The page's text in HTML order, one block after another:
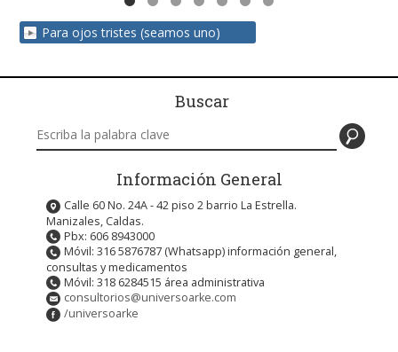
Para ojos tristes (seamos uno)
Buscar
Buscar en este sitio
Información General
Calle 60 No. 24A - 42 piso 2 barrio La Estrella.
Manizales, Caldas.
Pbx: 606 8943000
Móvil: 316 5876787 (Whatsapp) información general,
consultas y medicamentos
Móvil: 318 6284515 área administrativa
consultorios@universoarke.com
/universoarke